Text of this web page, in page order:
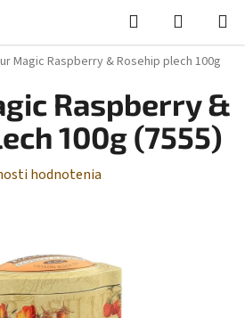
Hľadať
KOŠÍK
Magic Raspberry & Rosehip plech 100g
Raspberry &
100g (7555)
hodnotenia